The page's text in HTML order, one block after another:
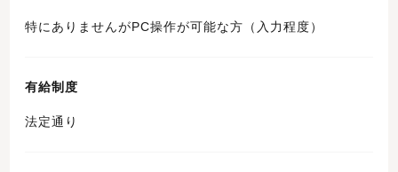
特にありませんがPC操作が可能な方（入力程度）
有給制度
法定通り